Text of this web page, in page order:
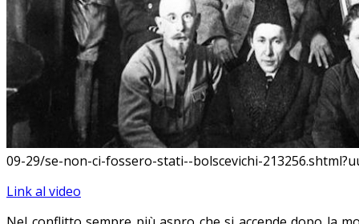
09-29/se-non-ci-fossero-stati--bolscevichi-
Link al video